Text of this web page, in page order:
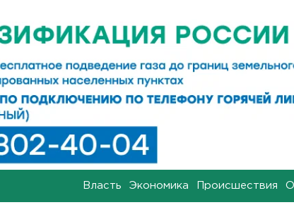
Власть Экономика Происшествия